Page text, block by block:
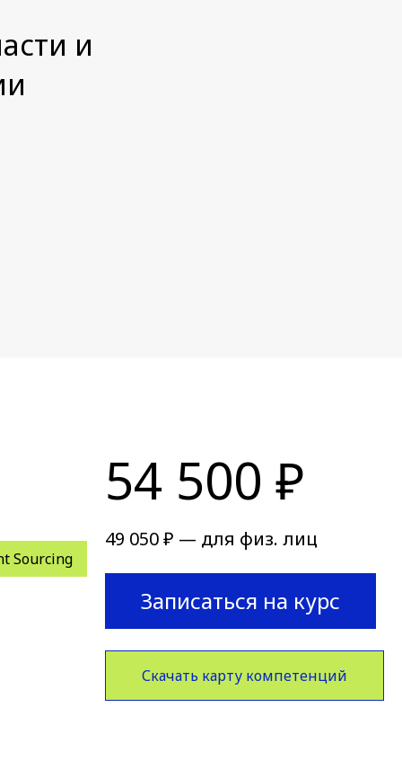
и
Sourcing
54 500 ₽
49 050 ₽ — для физ. лиц
Записаться на курс
Скачать карту компетенций